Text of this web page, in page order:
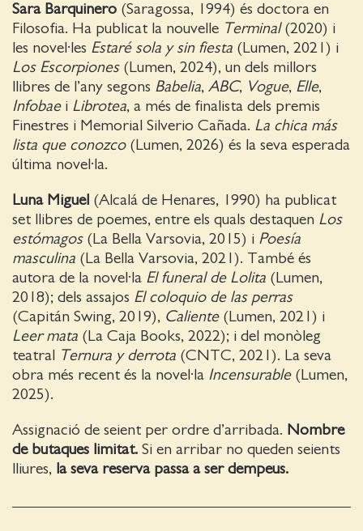
Sara Barquinero (Saragossa, 1994) és doctora en
Filosofia. Ha publicat la nouvelle Terminal(2020) i
les novel·les Estaré sola y sin fiesta (Lumen, 2021) i
Los Escorpiones(Lumen, 2024), un dels millors
llibres de l’any segons Babelia, ABC, Vogue, Elle,
Infobaei Librotea, a més de finalista dels premis
Finestres i Memorial Silverio Cañada. La chica más
lista que conozco(Lumen, 2026) és la seva esperada
última novel·la.
Luna Miguel (Alcalá de Henares, 1990) ha publicat
set llibres de poemes, entre els quals destaquen Los
estómagos(La Bella Varsovia, 2015) i Poesía
masculina (La Bella Varsovia, 2021). També és
autora de la novel·la El funeral de Lolita (Lumen,
2018); dels assajos El coloquio de las perras
(Capitán Swing, 2019), Caliente(Lumen, 2021) i
Leer mata (La Caja Books, 2022); i del monòleg
teatral Ternura y derrota (CNTC, 2021). La seva
obra més recent és la novel·la Incensurable(Lumen,
2025).
Assignació de seient per ordre d’arribada. Nombre
de butaques limitat. Si en arribar no queden seients
lliures, la seva reserva passa a ser dempeus.